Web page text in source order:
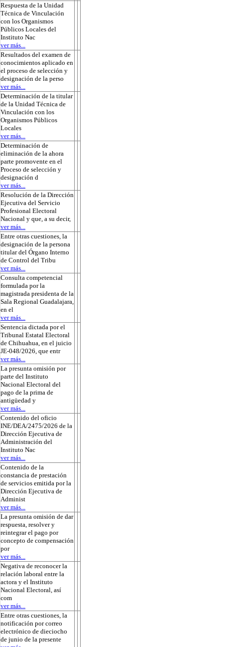
Respuesta de la Unidad
Técnica de Vinculación
con los Organismos
Públicos Locales del
Instituto Nac
ver más...
Resultados del examen de
conocimientos aplicado en
el proceso de selección y
designación de la perso
ver más...
Determinación de la titular
de la Unidad Técnica de
Vinculación con los
Organismos Públicos
Locales
ver más...
Determinación de
eliminación de la ahora
parte promovente en el
Proceso de selección y
designación d
ver más...
Resolución de la Dirección
Ejecutiva del Servicio
Profesional Electoral
Nacional y que, a su decir,
ver más...
Entre otras cuestiones, la
designación de la persona
titular del Órgano Interno
de Control del Tribu
ver más...
Consulta competencial
formulada por la
magistrada presidenta de la
Sala Regional Guadalajara,
en el
ver más...
Sentencia dictada por el
Tribunal Estatal Electoral
de Chihuahua, en el juicio
JE-048/2026, que entr
ver más...
La presunta omisión por
parte del Instituto
Nacional Electoral del
pago de la prima de
antigüedad y
ver más...
Contenido del oficio
INE/DEA/2475/2026 de la
Dirección Ejecutiva de
Administración del
Instituto Nac
ver más...
Contenido de la
constancia de prestación
de servicios emitida por la
Dirección Ejecutiva de
Administ
ver más...
La presunta omisión de dar
respuesta, resolver y
reintegrar el pago por
concepto de compensación
por
ver más...
Negativa de reconocer la
relación laboral entre la
actora y el Instituto
Nacional Electoral, así
com
ver más...
Entre otras cuestiones, la
notificación por correo
electrónico de dieciocho
de junio de la presente